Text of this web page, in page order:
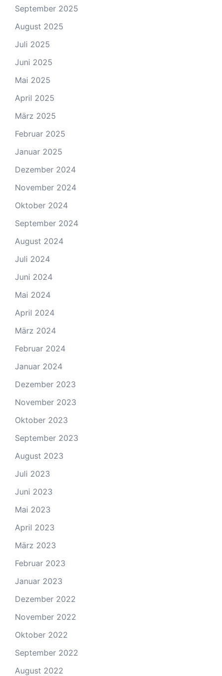
September 2025
August 2025
Juli 2025
Juni 2025
Mai 2025
April 2025
März 2025
Februar 2025
Januar 2025
Dezember 2024
November 2024
Oktober 2024
September 2024
August 2024
Juli 2024
Juni 2024
Mai 2024
April 2024
März 2024
Februar 2024
Januar 2024
Dezember 2023
November 2023
Oktober 2023
September 2023
August 2023
Juli 2023
Juni 2023
Mai 2023
April 2023
März 2023
Februar 2023
Januar 2023
Dezember 2022
November 2022
Oktober 2022
September 2022
August 2022